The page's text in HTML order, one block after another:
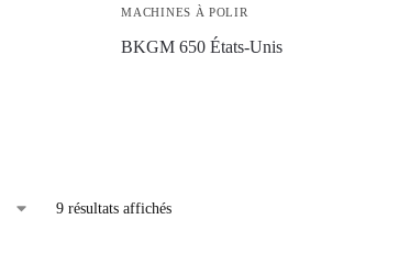
MACHINES À POLIR
BKGM 650 États-Unis
9 résultats affichés